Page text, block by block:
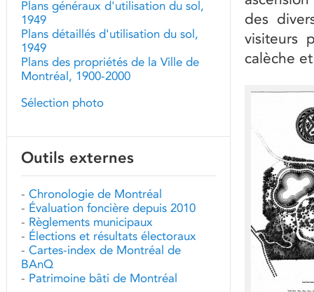
des
visiteurs
calèche
Plans généraux d'utilisation du sol,
1949
Plans détaillés d'utilisation du sol,
1949
Plans des propriétés de la Ville de
Montréal, 1900-2000
Sélection photo
Outils externes
- Chronologie de Montréal
- Évaluation foncière depuis 2010
- Règlements municipaux
- Élections et résultats électoraux
- Cartes-index de Montréal de
BAnQ
- Patrimoine bâti de Montréal